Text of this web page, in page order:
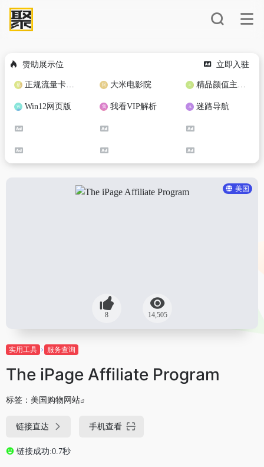
赞助展示位 立即入驻
正规流量卡免费加盟合作 大米电影院 精品颜值主播定制
Win12网页版 我看VIP解析 迷路导航
美国
8 14,505
实用工具 服务查询
The iPage Affiliate Program
标签： 美国购物网站
链接直达 手机查看
链接成功:0.7秒